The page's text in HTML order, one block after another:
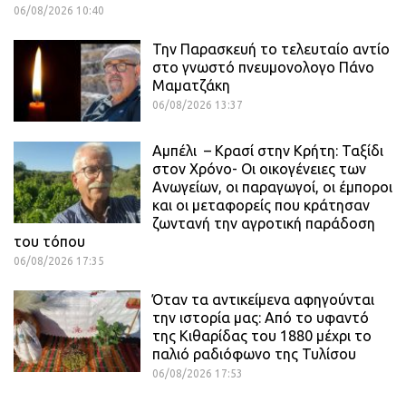
06/08/2026 10:40
Την Παρασκευή το τελευταίο αντίο
στο γνωστό πνευμονολογο Πάνο
Μαματζάκη
06/08/2026 13:37
Αμπέλι – Κρασί στην Κρήτη: Ταξίδι
στον Χρόνο- Οι οικογένειες των
Ανωγείων, οι παραγωγοί, οι έμποροι
και οι μεταφορείς που κράτησαν
ζωντανή την αγροτική παράδοση
του τόπου
06/08/2026 17:35
Όταν τα αντικείμενα αφηγούνται
την ιστορία μας: Από το υφαντό
της Κιθαρίδας του 1880 μέχρι το
παλιό ραδιόφωνο της Τυλίσου
06/08/2026 17:53